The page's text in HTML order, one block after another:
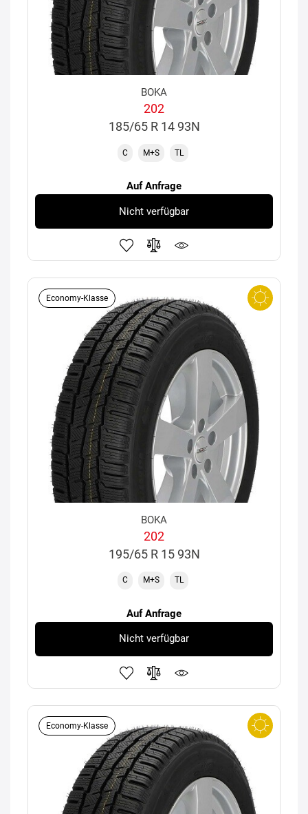
BOKA
202
185/65 R 14 93N
C M+S TL
Auf Anfrage
Nicht verfügbar
Economy-Klasse
BOKA
202
195/65 R 15 93N
C M+S TL
Auf Anfrage
Nicht verfügbar
Economy-Klasse